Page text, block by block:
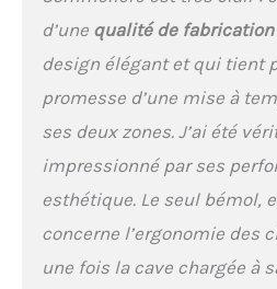
une
votre
idéale
pièces
d’une qualité de
design élégant et qui tient
promesse d’une mise à
ses deux zones. J’ai été
impressionné par ses
esthétique. Le seul bémol,
concerne l’ergonomie des
une fois la cave chargée à